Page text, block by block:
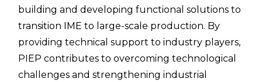
building and developing functional solutions to
transition IME to large-scale production. By
providing technical support to industry players,
PIEP contributes to overcoming technological
challenges and strengthening industrial